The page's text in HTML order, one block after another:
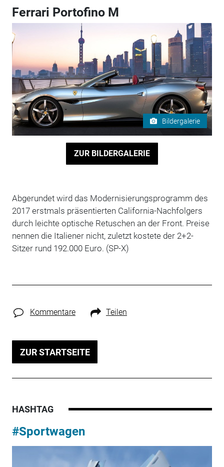
Ferrari Portofino M
Bildergalerie
ZUR BILDERGALERIE
Abgerundet wird das Modernisierungsprogramm des
2017 erstmals präsentierten California-Nachfolgers
durch leichte optische Retuschen an der Front. Preise
nennen die Italiener nicht, zuletzt kostete der 2+2-
Sitzer rund 192.000 Euro. (SP-X)
Kommentare Teilen
ZUR STARTSEITE
HASHTAG
#Sportwagen